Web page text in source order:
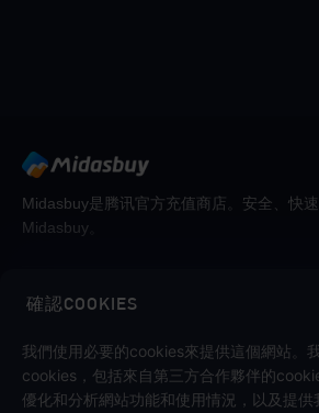
確認COOKIES
我們使用必要的cookies來提供這個網站。
cookies，包括來自第三方合作夥伴的
優化和分析網站功能和使用情況，以及提供
Midasbuy是腾讯官方充值商店。安全、快
Midasbuy。
關注我們